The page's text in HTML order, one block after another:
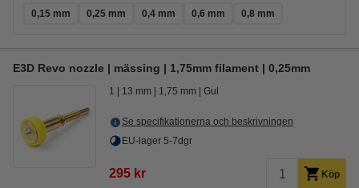
0,15 mm 0,25 mm 0,4 mm 0,6 mm 0,8 mm
E3D Revo nozzle | mässing | 1,75mm filament | 0,25mm
1 13 mm 1,75 mm Gul
Se specifikationerna och beskrivningen
EU-lager 5-7dgr
295 kr Köp